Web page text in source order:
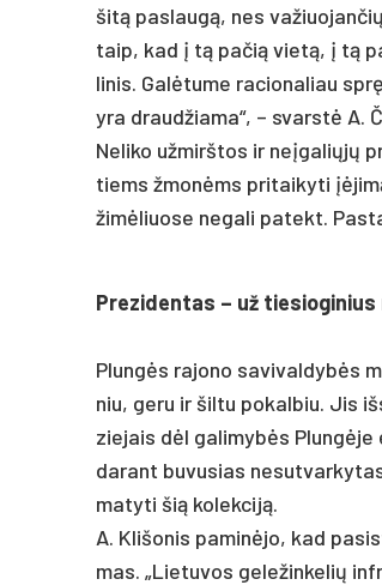
šitą pa­slaugą, nes
taip, kad į tą pa­čią vietą, į tą
li­nis. Galė­tu­me ra­cio­na­liau
yra draud­žia­ma“, – svarstė A.
Ne­li­ko už­mirš­tos ir ne­įga­liųjų
tiems žmonėms pri­tai­ky­ti
žimė­liuo­se ne­ga­li pa­tekt.
Pre­zi­den­tas – už
Plungės ra­jo­no sa­vi­val­dybės
niu, ge­ru ir šil­tu po­kal­biu. Jis
zie­jais dėl ga­li­mybės
da­rant bu­vu­sias
ma­ty­ti šią ko­lek­ciją.
A. Kli­šo­nis pa­minė­jo, kad
mas. „Lie­tu­vos ge­le­žin­ke­lių